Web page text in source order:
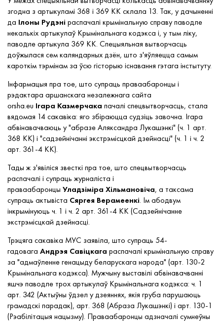
згодна з артыкуламі 368 і 369 КК склала 13. Так, у дачыненні
да Ілоны Рудэні распачалі крымінальную справу паводле
некалькіх артыкулаў Крымінальнага кодэкса і, у тым ліку,
паводле артыкула 369 КК. Спецыяльная вытворчасць
доўжылася сем каляндарных дзён, што з'яўляецца самым
кароткім тэрмінам за ўсю гісторыю існавання гэтага інстытуту.
Інфармацыя пра тое, што супраць праваабаронцы і
рэдактара аршанскага незалежнага сайта
orsha.eu Ігара Казмерчака пачалі спецвытворчасць, стала
вядомая 14 сакавіка: яго збіраюцца судзіць завочна. Ігара
абвінавачваюць у "абразе Аляксандра Лукашэнкі" (ч. 1 арт.
368 КК) і "садзейнічанні экстрэмісцкай дзейнасці" (ч. 1 і ч. 2
арт. 361-4 КК).
Тады ж з'явіліся звесткі пра тое, што спецвытворчасць
распачалі і супраць журналіста і
праваабаронцы Уладзіміра Хільмановіча, а таксама
супраць актывіста Сяргея Верамеенкі. Ім абодвум
інкрымінуюць ч. 1 і ч. 2 арт. 361-4 КК (Садзейнічанне
экстрэмісцкай дзейнасці.
Трэцяга сакавіка МУС заявіла, што супраць 54-
гадовага Андрэя Савіцкага распачалі крымінальную справу
за "адмаўленне генацыду беларускага народа" (арт. 130-2
Крымінальнага кодэкса). Мужчыну выставілі абвінавачванні
яшчэ паводле трох артыкулаў Крымінальнага кодэкса: ч. 1
арт. 342 (Актыўны ўдзел у дзеяннях, якія груба парушаюць
грамадскі парадак), арт. 368 (Абраза Лукашэнкі) і арт. 130-1
(Рэабілітацыя нацызму). Праваабаронцы адзначалі сумнеўны